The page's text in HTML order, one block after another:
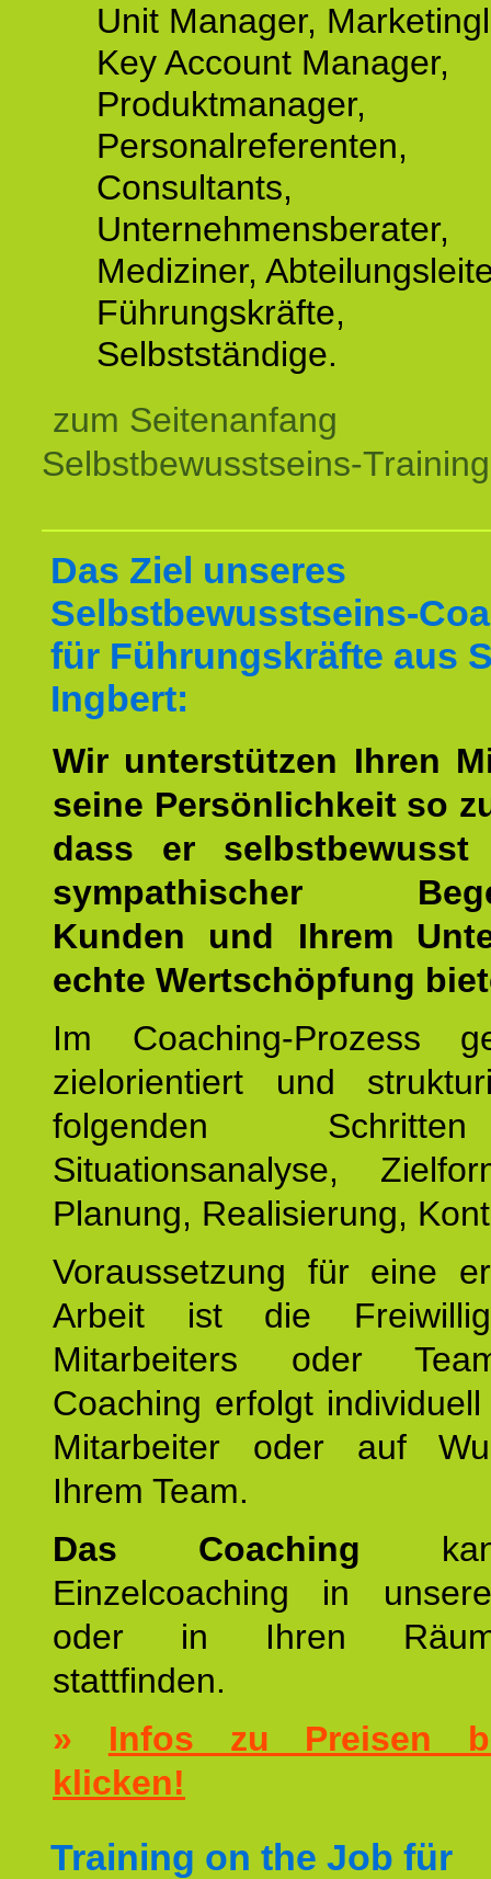
Unit Manager,
Key Account Manager,
Produktmanager,
Personalreferenten,
Consultants,
Unternehmensberater,
Mediziner,
Führungskräfte,
Selbstständige.
zum Seitenanfang
Selbstbewusstseins-
Das Ziel unseres
Selbstbewusstseins-
für Führungskräfte aus
Ingbert:
Wir unterstützen Ihren
seine Persönlichkeit so
dass er
sympathischer
Kunden und Ihrem
echte Wertschöpfung
Im Coaching-Prozess
zielorientiert und
folgenden
Situationsanalyse,
Planung, Realisierung,
Voraussetzung für eine
Arbeit ist die
Mitarbeiters oder
Coaching erfolgt
Mitarbeiter oder auf
Ihrem Team.
Das Coaching
Einzelcoaching in
oder in Ihren
stattfinden.
» Infos zu Preisen
klicken!
Training on the Job für